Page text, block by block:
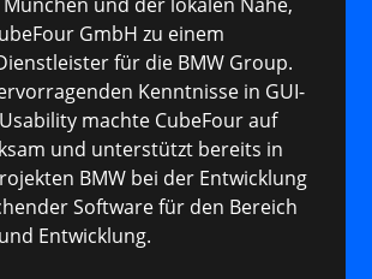
GmbH zu einem
für die BMW Group.
Kenntnisse in GUI-
machte CubeFour auf
und unterstützt bereits in
BMW bei der Entwicklung
Software für den Bereich
Entwicklung.